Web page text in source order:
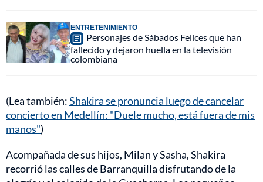
ENTRETENIMIENTO
Personajes de Sábados Felices que han
fallecido y dejaron huella en la televisión
colombiana
(Lea también:Shakira se pronuncia luego de cancelar
concierto en Medellín: "Duele mucho, está fuera de mis
manos")
Acompañada de sus hijos, Milan y Sasha, Shakira
recorrió las calles de Barranquilla disfrutando de la